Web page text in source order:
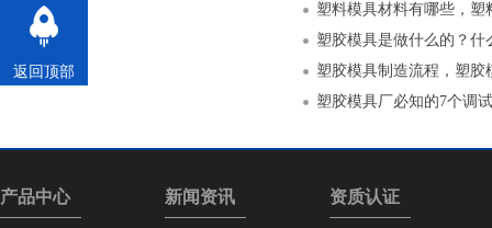
塑料模具材料有哪些，塑
塑胶模具是做什么的？什
塑胶模具制造流程，塑胶
塑胶模具厂必知的7个调
产品中心 新闻资讯 资质认证
返回顶部